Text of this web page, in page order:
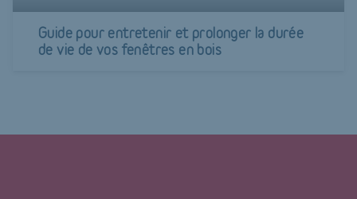
Guide pour entretenir et prolonger la durée
de vie de vos fenêtres en bois